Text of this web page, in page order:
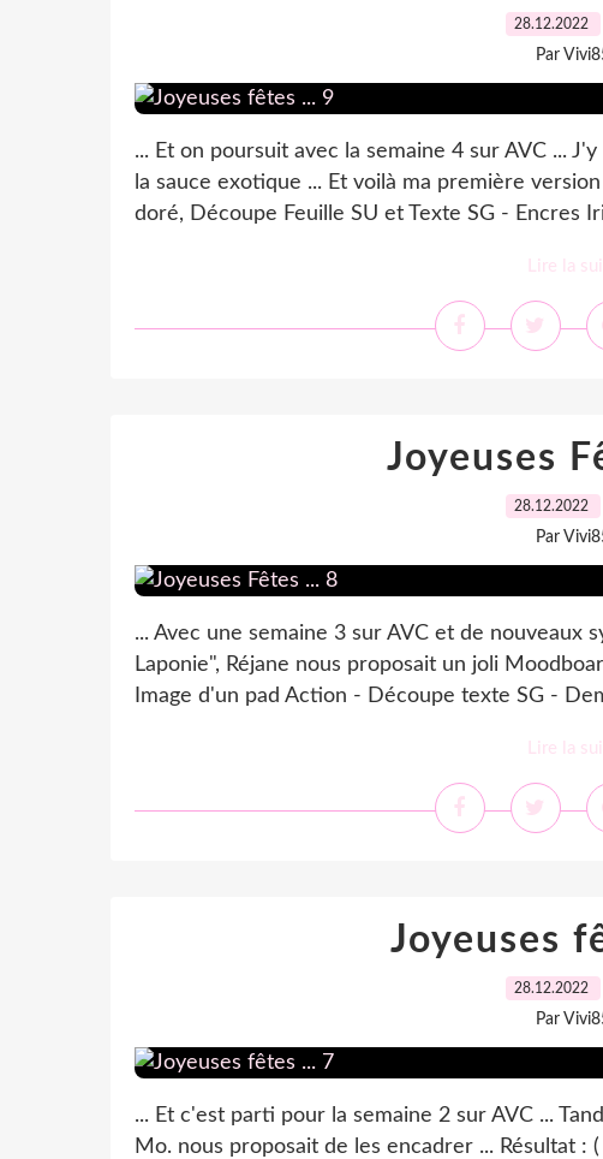
28.12.2022
Par
... Et on poursuit avec la semaine 4 sur AVC ...
la sauce exotique ... Et voilà ma première
doré, Découpe Feuille SU et Texte SG - Encres
Lire la
Joyeuses
28.12.2022
Par
... Avec une semaine 3 sur AVC et de nouveaux
Laponie", Réjane nous proposait un joli
Image d'un pad Action - Découpe texte SG -
Lire la
Joyeuses
28.12.2022
Par
... Et c'est parti pour la semaine 2 sur AVC ...
Mo. nous proposait de les encadrer ... Résultat :